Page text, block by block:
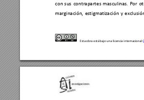
Esta obra está bajo una licencia internacional
con sus contrapartes masculinas. Por
marginación,
estigmatización y exclusi